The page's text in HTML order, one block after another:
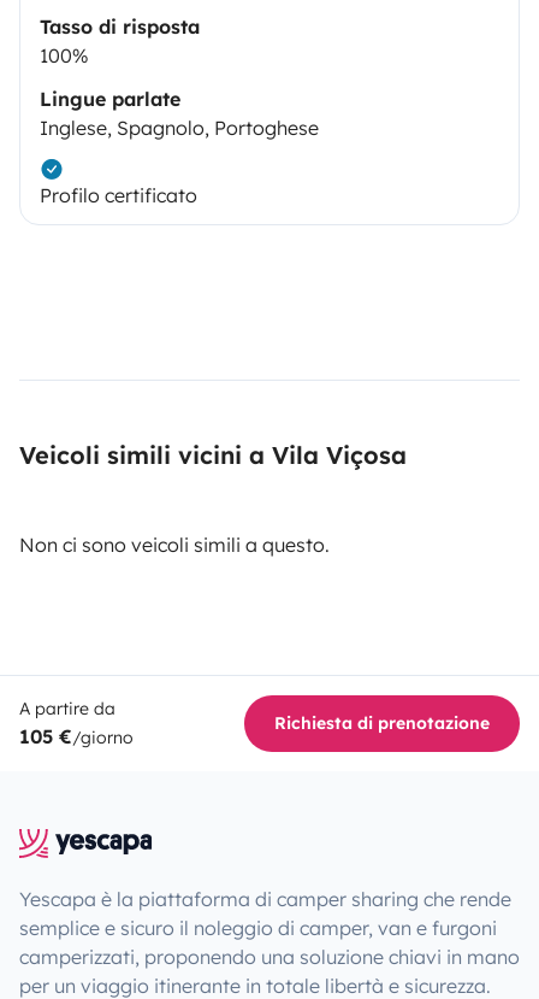
Tasso di risposta
100%
Lingue parlate
Inglese, Spagnolo, Portoghese
Profilo certificato
Veicoli simili vicini a Vila Viçosa
Non ci sono veicoli simili a questo.
A partire da
105 €/giorno
Richiesta di prenotazione
Yescapa è la piattaforma di camper sharing che rende
semplice e sicuro il noleggio di camper, van e furgoni
camperizzati, proponendo una soluzione chiavi in mano
per un viaggio itinerante in totale libertà e sicurezza.